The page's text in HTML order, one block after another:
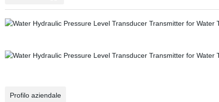
Profilo aziendale